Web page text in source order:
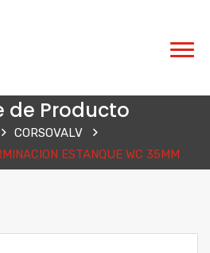
de Producto
CORSOVALV
ESTANQUE WC 35MM